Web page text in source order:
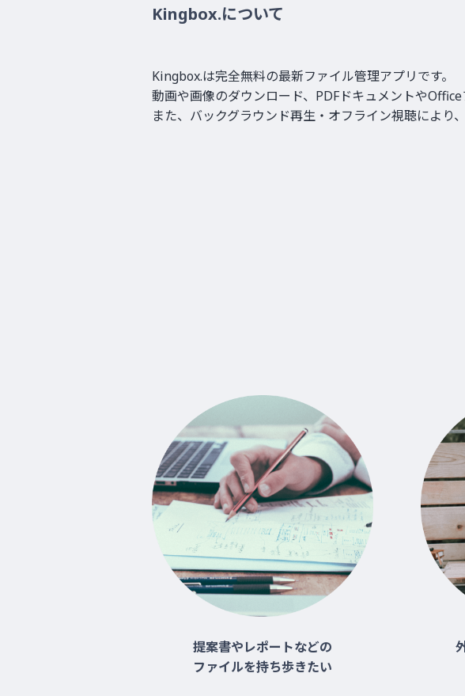
Kingbox.について
Kingbox.は完全無料の最新ファイル管理アプリです。
動画や画像のダウンロード、PDFドキュメントや
また、バックグラウンド再生・オフライン視聴により
提案書やレポートなどの
ファイルを持ち歩きたい